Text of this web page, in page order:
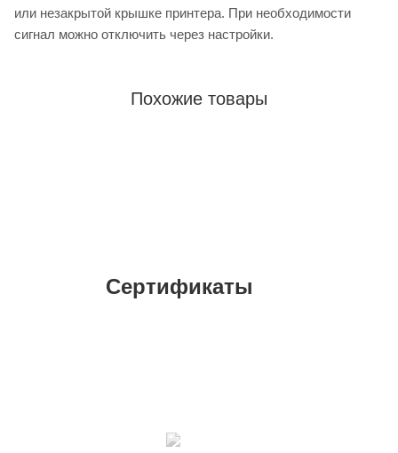
или незакрытой крышке принтера. При необходимости
сигнал можно отключить через настройки.
Похожие товары
Сертификаты